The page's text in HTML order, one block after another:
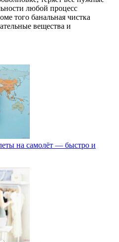
любой процесс
того банальная чистка
вещества и
на самолёт — быстро и